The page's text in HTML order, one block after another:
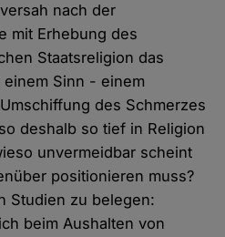
nach der
mit Erhebung des
Staatsreligion das
Sinn - einem
des Schmerzes
deshalb so tief in Religion
unvermeidbar scheint
positionieren muss?
Studien zu belegen:
beim Aushalten von